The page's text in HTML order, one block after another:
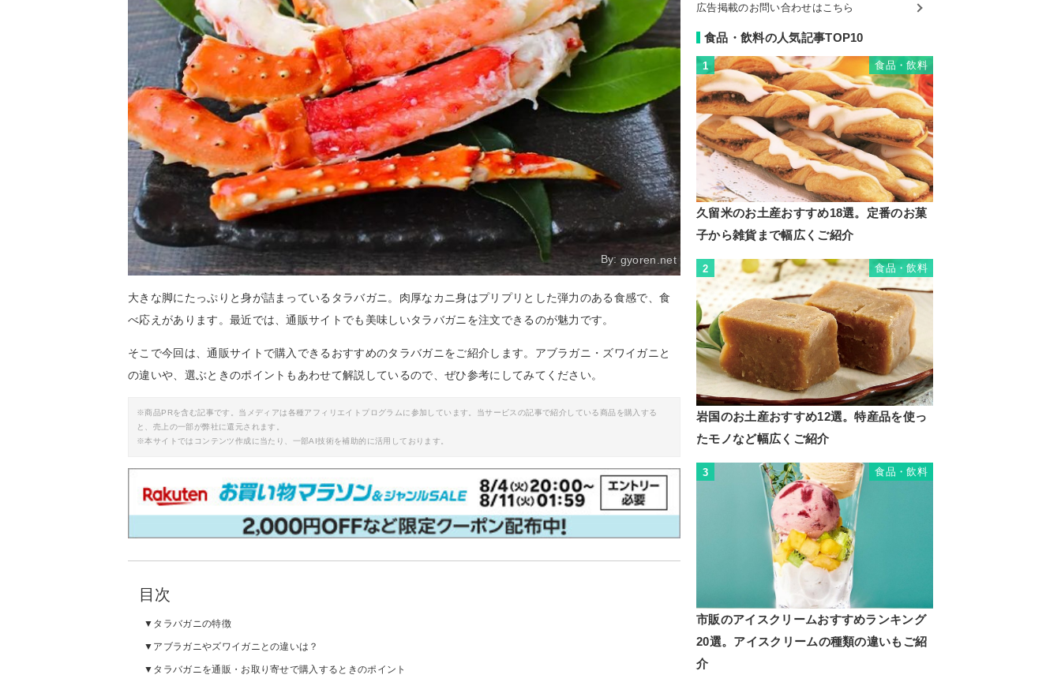
By: gyoren.net
大きな脚にたっぷりと身が詰まっているタラバガニ。肉厚なカニ身はプリプリとした弾力のある食感で、食
べ応えがあります。最近では、通販サイトでも美味しいタラバガニを注文できるのが魅力です。
そこで今回は、通販サイトで購入できるおすすめのタラバガニをご紹介します。アブラガニ・ズワイガニと
の違いや、選ぶときのポイントもあわせて解説しているので、ぜひ参考にしてみてください。
※商品PRを含む記事です。当メディアは各種アフィリエイトプログラムに参加しています。当サービスの記事で紹介している商品を購入する
と、売上の一部が弊社に還元されます。
※本サイトではコンテンツ作成に当たり、一部AI技術を補助的に活用しております。
目次
タラバガニの特徴
アブラガニやズワイガニとの違いは？
タラバガニを通販・お取り寄せで購入するときのポイント
広告掲載のお問い合わせはこちら
食品・飲料の人気記事TOP10
1 食品・飲料
久留米のお土産おすすめ18選。定番のお菓
子から雑貨まで幅広くご紹介
2 食品・飲料
岩国のお土産おすすめ12選。特産品を使っ
たモノなど幅広くご紹介
3 食品・飲料
市販のアイスクリームおすすめランキング
20選。アイスクリームの種類の違いもご紹
介